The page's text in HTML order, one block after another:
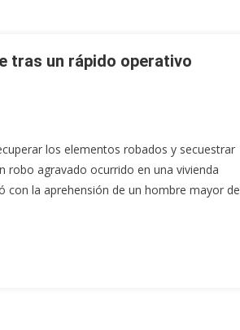
tras un rápido operativo
los elementos robados y secuestrar
robo agravado ocurrido en una vivienda
con la aprehensión de un hombre mayor de